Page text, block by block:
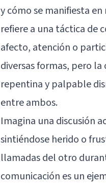
y cómo se manifiesta
refiere a una táctica de
afecto, atención o
diversas formas, pero
repentina y palpable
entre ambos.
Imagina una discusión
sintiéndose herido o
llamadas del otro
comunicación es un